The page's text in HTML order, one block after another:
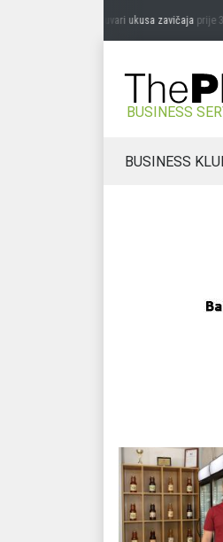
MIĆANOVIĆ: Čuvari ukusa zavičajaprije 3
BUSINESS
BUSINESS